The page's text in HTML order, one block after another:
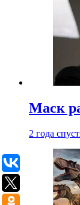
Маск
2 года